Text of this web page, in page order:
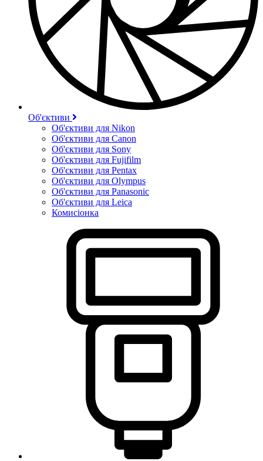
Об'єктиви
Об'єктиви для Nikon
Об'єктиви для Canon
Об'єктиви для Sony
Об'єктиви для Fujifilm
Об'єктиви для Pentax
Об'єктиви для Olympus
Об'єктиви для Panasonic
Об'єктиви для Leica
Комисіонка